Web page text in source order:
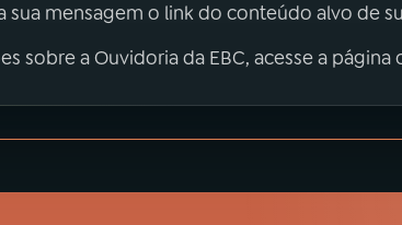
sua mensagem o link do conteúdo alvo de
sobre a Ouvidoria da EBC, acesse a página